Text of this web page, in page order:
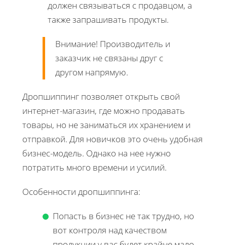
должен связываться с продавцом, а
также запрашивать продукты.
Внимание! Производитель и
заказчик не связаны друг с
другом напрямую.
Дропшиппинг позволяет открыть свой
интернет-магазин, где можно продавать
товары, но не заниматься их хранением и
отправкой. Для новичков это очень удобная
бизнес-модель. Однако на нее нужно
потратить много времени и усилий.
Особенности дропшиппинга:
Попасть в бизнес не так трудно, но
вот контроля над качеством